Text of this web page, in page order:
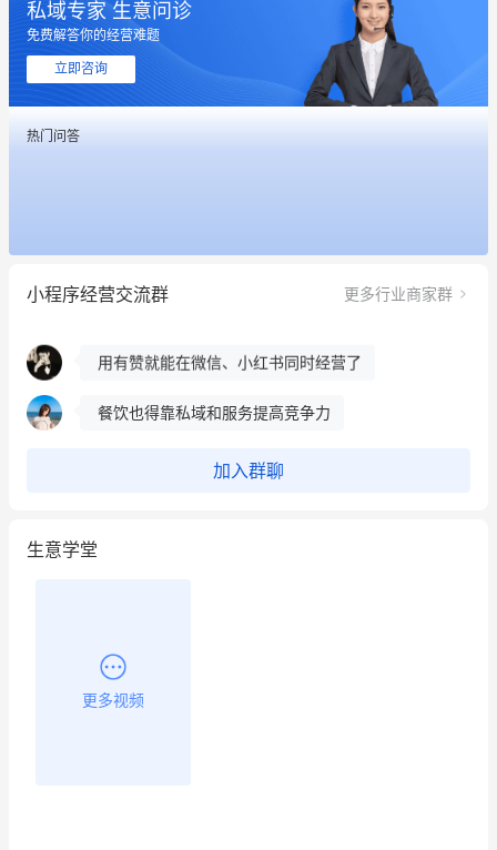
私域专家 生意问诊
免费解答你的经营难题
立即咨询
热门问答
小程序经营交流群 更多行业商家群
这个营销策划案例推荐大家看一下
用有赞就能在微信、小红书同时经营了
冰墩墩货源充足需要的联系我
这个营销策划案例推荐大家看一下
用有赞就能在微信、小红书同时经营了
餐饮也得靠私域和服务提高竞争力
加入群聊
生意学堂
更多视频